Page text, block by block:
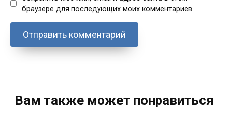
браузере для последующих моих комментариев.
Вам также может понравиться